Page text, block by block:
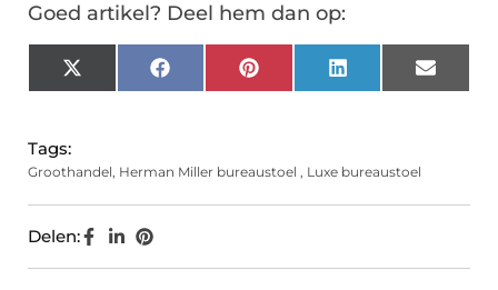
Goed artikel? Deel hem dan op:
X
(Twitter)
FacebookPinterest LinkedIn Email
Tags:
Groothandel, Herman Miller bureaustoel , Luxe bureaustoel
Delen: